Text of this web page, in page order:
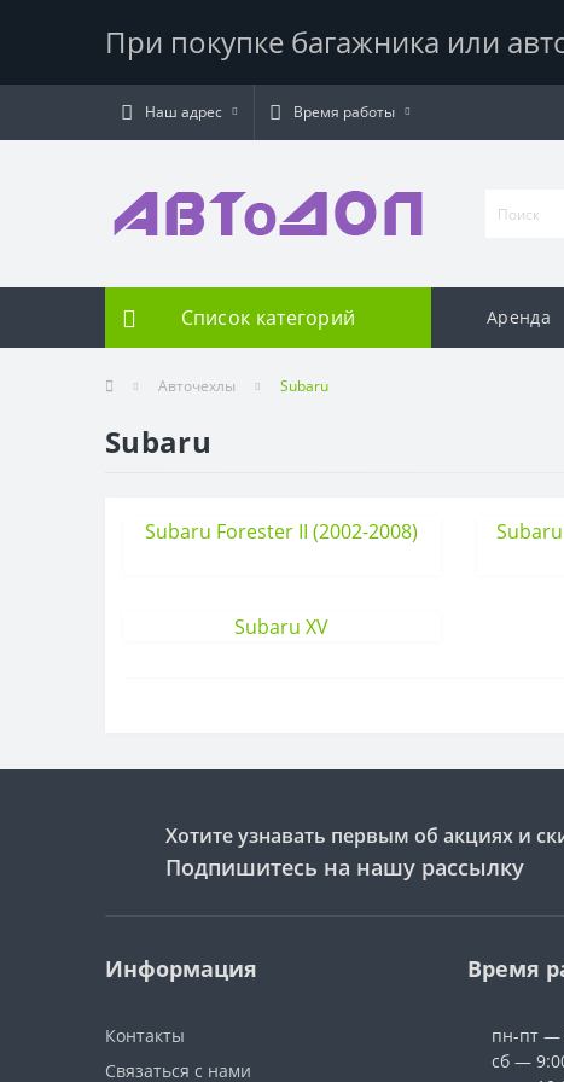
При покупке багажника или
Наш адрес Время работы
Список категорий Аренда
Авточехлы Subaru
Subaru
Subaru Forester II (2002-2008)
Subaru XV
Хотите узнавать первым об акциях и
Подпишитесь на нашу рассылку
Информация
Контакты
Связаться с нами
Время
пн-пт —
сб —